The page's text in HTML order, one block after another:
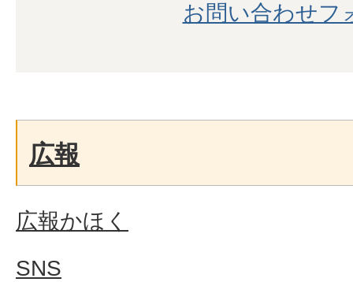
お問い合わせフ
広報
広報かほく
SNS